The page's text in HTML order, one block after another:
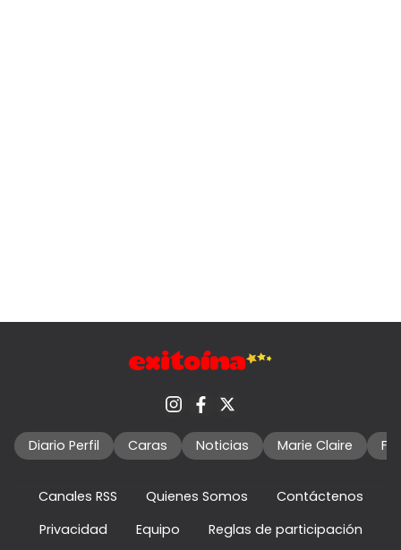
Diario Perfil Caras Noticias Marie Claire
Canales RSS Quienes Somos
Contáctenos
Privacidad
Equipo Reglas de participación